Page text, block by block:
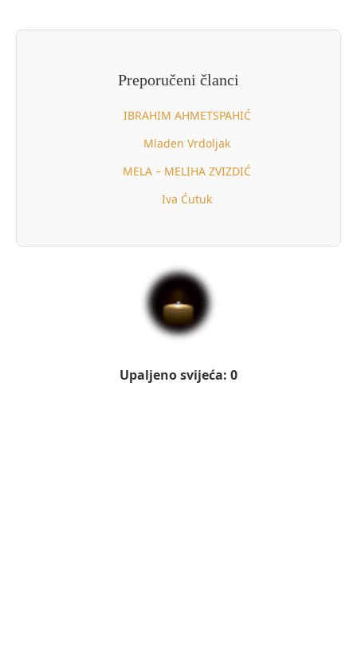
Preporučeni članci
IBRAHIM AHMETSPAHIĆ
Mladen Vrdoljak
MELA – MELIHA ZVIZDIĆ
Iva Ćutuk
Upaljeno svijeća: 0